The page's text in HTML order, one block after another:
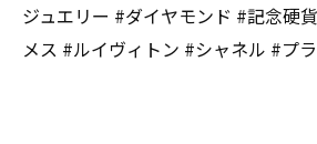
ジュエリー #ダイヤモンド #記念硬
メス #ルイヴィトン #シャネル #プ